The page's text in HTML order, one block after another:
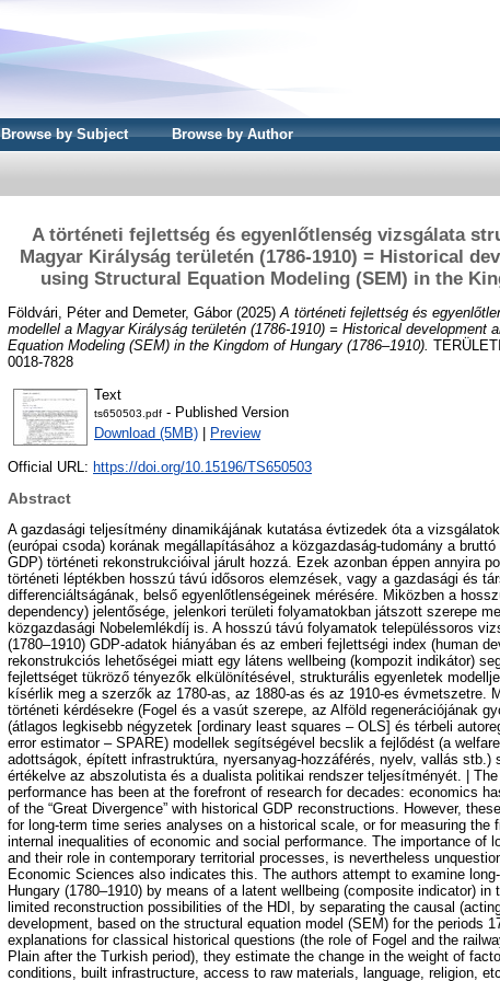
Browse by Subject Browse by Author
A történeti fejlettség és egyenlőtlenség vizsgálata
Magyar Királyság területén (1786-1910) = Historical
using Structural Equation Modeling (SEM) in the
Földvári, Péterand Demeter, Gábor(2025) A történeti fejlettség és
modellel a Magyar Királyság területén (1786-1910) = Historical development
Equation Modeling (SEM) in the Kingdom of Hungary (1786–1910).
0018-7828
Text
ts650503.pdf - Published Version
Download (5MB)
Preview
Official URL: https://doi.org/10.15196/TS650503
Abstract
A gazdasági teljesítmény dinamikájának kutatása évtizedek óta a vizsgálatok
(európai csoda) korának megállapításához a közgazdaság-tudomány a
GDP) történeti rekonstrukcióival járult hozzá. Ezek azonban éppen annyira
történeti léptékben hosszú távú idősoros elemzések, vagy a gazdasági és
differenciáltságának, belső egyenlőtlenségeinek mérésére. Miközben a
dependency) jelentősége, jelenkori területi folyamatokban játszott szerepe
közgazdasági Nobelemlékdíj is. A hosszú távú folyamatok településsoros
(1780–1910) GDP-adatok hiányában és az emberi fejlettségi index (human
rekonstrukciós lehetőségei miatt egy látens wellbeing (kompozit indikátor)
fejlettséget tükröző tényezők elkülönítésével, strukturális egyenletek
kísérlik meg a szerzők az 1780-as, az 1880-as és az 1910-es évmetszetre.
történeti kérdésekre (Fogel és a vasút szerepe, az Alföld regenerációjának
(átlagos legkisebb négyzetek [ordinary least squares – OLS] és térbeli
error estimator – SPARE) modellek segítségével becslik a fejlődést (a
adottságok, épített infrastruktúra, nyersanyag-hozzáférés, nyelv, vallás stb.)
értékelve az abszolutista és a dualista politikai rendszer teljesítményét. |
performance has been at the forefront of research for decades: economics
of the “Great Divergence” with historical GDP reconstructions. However,
for long-term time series analyses on a historical scale, or for measuring the
internal inequalities of economic and social performance. The importance of
and their role in contemporary territorial processes, is nevertheless
Economic Sciences also indicates this. The authors attempt to examine
Hungary (1780–1910) by means of a latent wellbeing (composite indicator)
limited reconstruction possibilities of the HDI, by separating the causal
development, based on the structural equation model (SEM) for the periods
explanations for classical historical questions (the role of Fogel and the
Plain after the Turkish period), they estimate the change in the weight of
conditions, built infrastructure, access to raw materials, language, religion,